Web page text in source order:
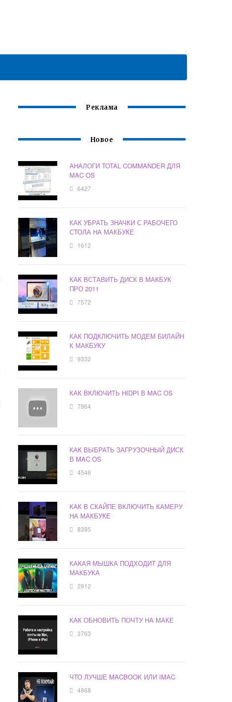
Реклама
Новое
АНАЛОГИ TOTAL COMMANDER ДЛЯ
MAC OS
6427
КАК УБРАТЬ ЗНАЧКИ С РАБОЧЕГО
СТОЛА НА МАКБУКЕ
1612
КАК ВСТАВИТЬ ДИСК В МАКБУК
ПРО 2011
7572
КАК ПОДКЛЮЧИТЬ МОДЕМ БИЛАЙН
К МАКБУКУ
9332
КАК ВКЛЮЧИТЬ HIDPI В MAC OS
7964
КАК ВЫБРАТЬ ЗАГРУЗОЧНЫЙ ДИСК
В MAC OS
4546
КАК В СКАЙПЕ ВКЛЮЧИТЬ КАМЕРУ
НА МАКБУКЕ
8395
КАКАЯ МЫШКА ПОДХОДИТ ДЛЯ
МАКБУКА
2912
КАК ОБНОВИТЬ ПОЧТУ НА МАКЕ
3763
ЧТО ЛУЧШЕ MACBOOK ИЛИ IMAC
4868